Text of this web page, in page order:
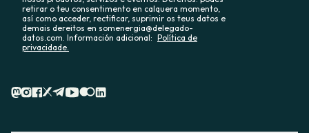
retirar o teu consentimento en calquera momento,
así como acceder, rectificar, suprimir os teus datos e
demais dereitos en somenergia@delegado-
datos.com. Información adicional: Política de
privacidade.